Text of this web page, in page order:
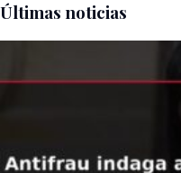
Últimas noticias